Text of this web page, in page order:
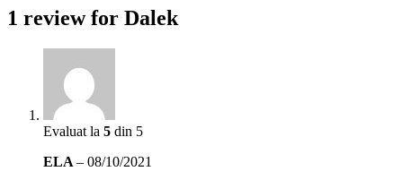
1 review for Dalek
Evaluat la 5 din 5
ELA – 08/10/2021